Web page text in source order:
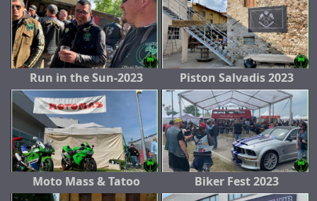
Run in the Sun-2023 Piston Salvadis 2023
Moto Mass & Tatoo Biker Fest 2023